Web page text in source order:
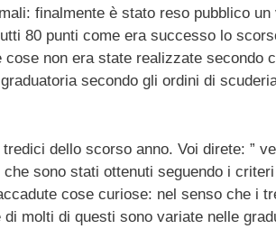
finalmente è stato reso pubblico
80 punti come era successo lo
non era state realizzate secondo
secondo gli ordini di
dello scorso anno. Voi direte: ”
sono stati ottenuti seguendo i
cose curiose: nel senso che i
molti di questi sono variate nelle